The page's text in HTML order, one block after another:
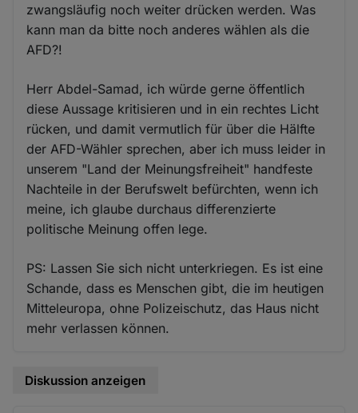
zwangsläufig noch weiter drücken werden. Was
kann man da bitte noch anderes wählen als die
AFD?!
Herr Abdel-Samad, ich würde gerne öffentlich
diese Aussage kritisieren und in ein rechtes Licht
rücken, und damit vermutlich für über die Hälfte
der AFD-Wähler sprechen, aber ich muss leider in
unserem "Land der Meinungsfreiheit" handfeste
Nachteile in der Berufswelt befürchten, wenn ich
meine, ich glaube durchaus differenzierte
politische Meinung offen lege.
PS: Lassen Sie sich nicht unterkriegen. Es ist eine
Schande, dass es Menschen gibt, die im heutigen
Mitteleuropa, ohne Polizeischutz, das Haus nicht
mehr verlassen können.
Diskussion anzeigen